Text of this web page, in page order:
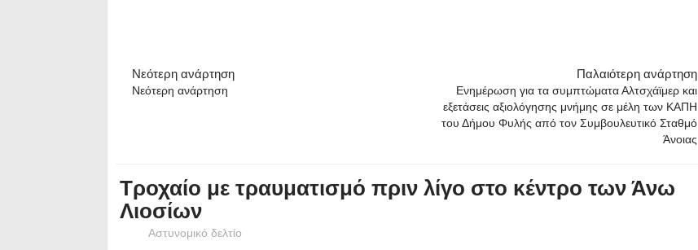
Νεότερη ανάρτηση
Νεότερη ανάρτηση
Παλαιότερη ανάρτηση
Ενημέρωση για τα συμπτώματα Αλτσχάϊμερ και
εξετάσεις αξιολόγησης μνήμης σε μέλη των ΚΑΠΗ
του Δήμου Φυλής από τον Συμβουλευτικό Σταθμό
Άνοιας
Τροχαίο με τραυματισμό πριν λίγο στο κέντρο των Άνω
Λιοσίων
Αστυνομικό δελτίο